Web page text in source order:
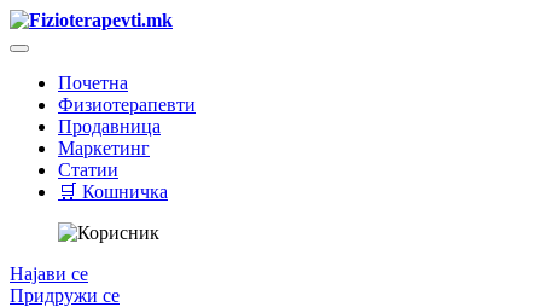
Почетна
Физиотерапевти
Продавница
Маркетинг
Статии
🛒 Кошничка
Најави се
Придружи се